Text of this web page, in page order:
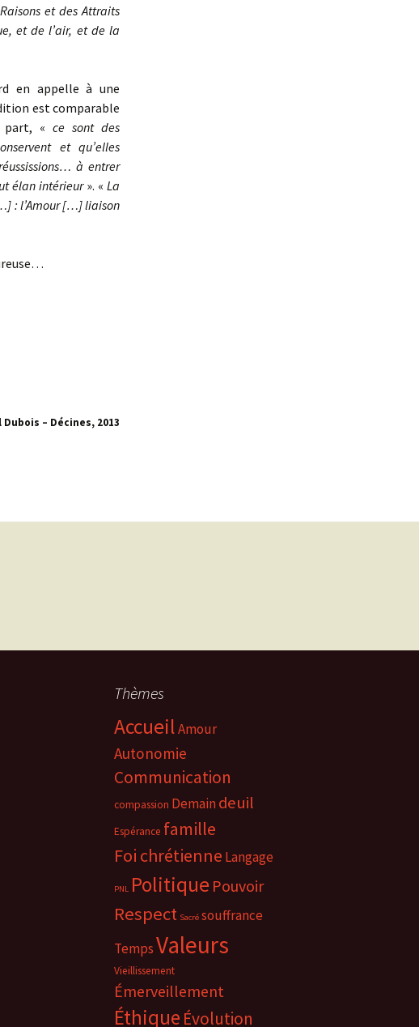
et des Attraits
et de l’air, et de la
en appelle à une
est comparable
part, « ce sont des
et qu’elles
à entrer
élan intérieur ». «La
: l’Amour […] liaison
– Décines, 2013
Thèmes
AccueilAmour
Autonomie
Communication
compassion Demaindeuil
Espérance famille
Foi chrétienne Langage
PNL Politique Pouvoir
Respect Sacré souffrance
TempsValeurs
Vieillissement
Émerveillement
Éthique Évolution